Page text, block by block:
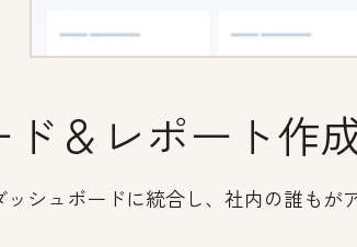
＆レポート作
シュボードに統合し、社内の誰もが